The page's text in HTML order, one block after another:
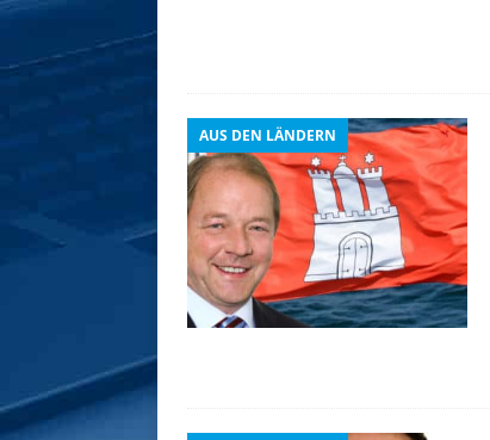
AUS DEN LÄNDERN